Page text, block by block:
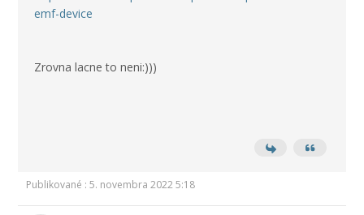
emf-device
Zrovna lacne to neni:)))
Publikované : 5. novembra 2022 5:18